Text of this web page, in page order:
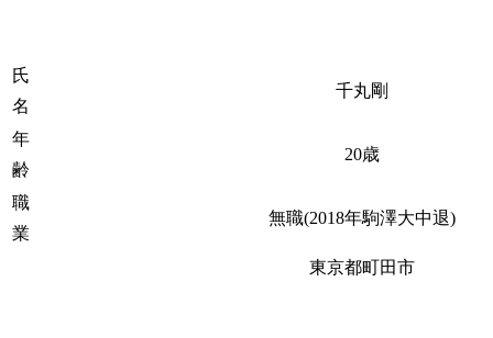
氏
名
千丸剛
年
齢
20歳
職
業
無職(2018年駒澤大中退)
東京都町田市